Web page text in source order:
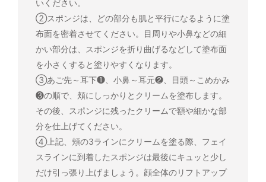
いください。
②スポンジは、どの部分も肌と平行になるように塗
布面を密着させてください。目周りや小鼻などの細
かい部分は、スポンジを折り曲げるなどして塗布面
を小さくすると塗りやすくなります。
③あご先～耳下❶、小鼻～耳元❷、目頭～こめかみ
❸の順で、頬にしっかりとクリームを塗布します。
その後、スポンジに残ったクリームで額や細かな部
分を仕上げてください。
④上記、頬の3ラインにクリームを塗る際、フェイ
スラインに到着したスポンジは最後にキュッと少し
だけ引っ張り上げましょう。顔全体のリフトアップ